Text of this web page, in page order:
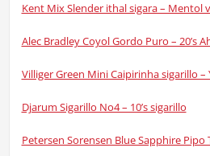
Kent Mix Slender ithal sigara – Mentol
Alec Bradley Coyol Gordo Puro – 20’s
Villiger Green Mini Caipirinha sigarillo –
Djarum Sigarillo No4 – 10’s sigarillo
Petersen Sorensen Blue Sapphire Pipo